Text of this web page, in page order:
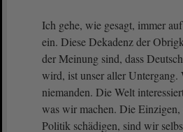
Ich gehe, wie gesagt, immer
ein. Diese Dekadenz der
der Meinung sind, dass
wird, ist unser aller Untergang.
niemanden. Die Welt
was wir machen. Die
Politik schädigen, sind wir